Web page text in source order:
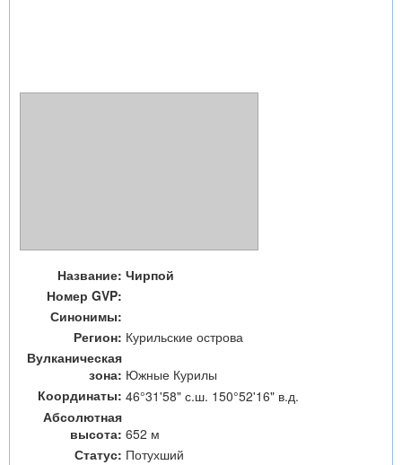
Название: Чирпой
Номер GVP:
Синонимы:
Регион: Курильские острова
Вулканическая
зона: Южные Курилы
Координаты: 46°31'58" с.ш. 150°52'16" в.д.
Абсолютная
высота: 652 м
Статус: Потухший